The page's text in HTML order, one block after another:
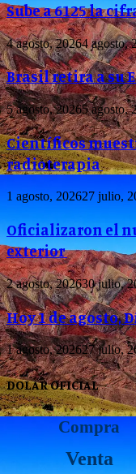
Sube a 6125 la
4 agosto, 20264 agosto,
Brasil retira a su
5 agosto, 20265 agosto,
Científicos
radioterapia
1 agosto, 202627 julio,
Oficializaron el
exterior
2 agosto, 202630 julio,
Hoy 1 de agosto,
1 agosto, 202627 julio,
DOLAR OFICIAL
Compra
Venta